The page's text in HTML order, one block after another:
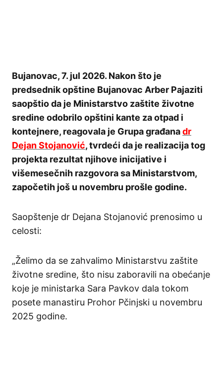
Bujanovac, 7. jul 2026. Nakon što je
predsednik opštine Bujanovac Arber Pajaziti
saopštio da je Ministarstvo zaštite životne
sredine odobrilo opštini kante za otpad i
kontejnere, reagovala je Grupa građanadr
Dejan Stojanović, tvrdeći da je realizacija tog
projekta rezultat njihove inicijative i
višemesečnih razgovora sa Ministarstvom,
započetih još u novembru prošle godine.
Saopštenje dr Dejana Stojanović prenosimo u
celosti:
„Želimo da se zahvalimo Ministarstvu zaštite
životne sredine, što nisu zaboravili na obećanje
koje je ministarka Sara Pavkov dala tokom
posete manastiru Prohor Pčinjski u novembru
2025 godine.